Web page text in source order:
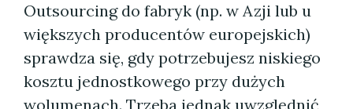
Outsourcing do fabryk (np. w Azji lub u
większych producentów europejskich)
sprawdza się, gdy potrzebujesz niskiego
kosztu jednostkowego przy dużych
wolumenach. Trzeba jednak uwzględnić